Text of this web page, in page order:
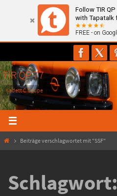
Follow TIR QP
with Tapatalk
FREE - on
Inhalt
springen
TIR QP 77
Kadett C Coupe
StartBeiträge verschlagwortet mit "SSF"
Schlagwort: